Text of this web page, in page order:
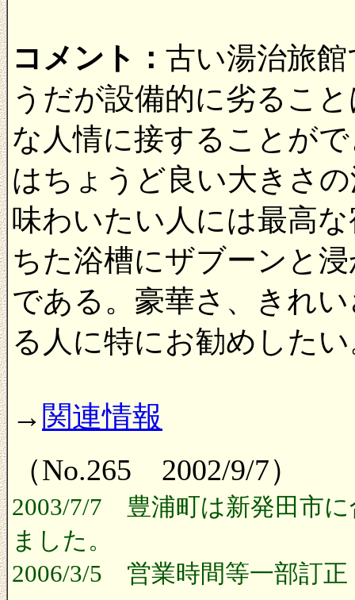
コメント： 古い湯治旅
うだが設備的に劣るこ
な人情に接することが
はちょうど良い大きさ
味わいたい人には最高
ちた浴槽にザブーンと
である。豪華さ、きれ
る人に特にお勧めした
→ 関連情報
（No.265 2002/9/7）
2003/7/7 豊浦町は新発田市
ました。
2006/3/5 営業時間等一部訂正